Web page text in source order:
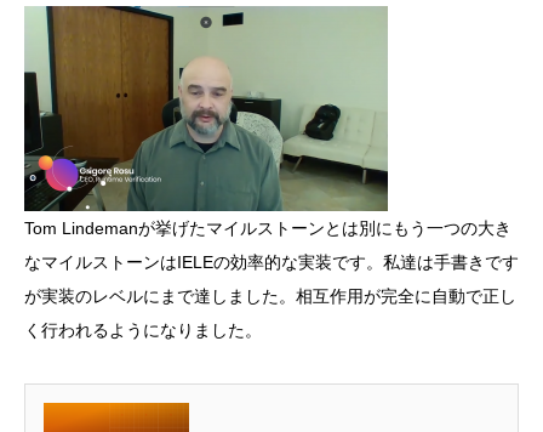
Tom Lindemanが挙げたマイルストーンとは別にもう一つの大き
なマイルストーンはIELEの効率的な実装です。私達は手書きです
が実装のレベルにまで達しました。相互作用が完全に自動で正し
く行われるようになりました。